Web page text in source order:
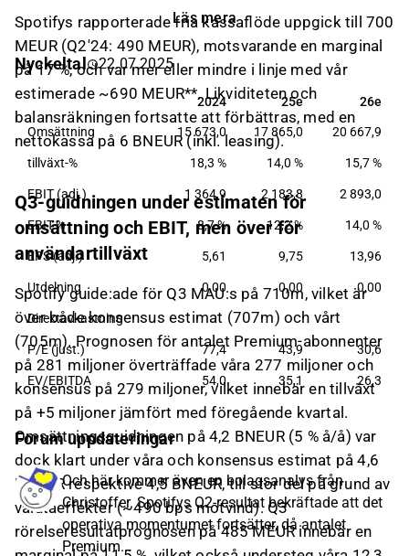
Spotifys rapporterade fria kassaflöde uppgick till 700
MEUR (Q2'24: 490 MEUR), motsvarande en marginal
på 17 %, och var mer eller mindre i linje med vår
estimerade ~690 MEUR**. Likviditeten och
balansräkningen fortsatte att förbättras, med en
nettokassa på 6 BNEUR (inkl. leasing).
Q3-guidningen under estimaten för
omsättning och EBIT, men över för
användartillväxt
Spotify guide:ade för Q3 MAU:s på 710m, vilket är
över både konsensus estimat (707m) och vårt
(705m). Prognosen för antalet Premium-abonnenter
på 281 miljoner överträffade våra 277 miljoner och
konsensus på 279 miljoner, vilket innebär en tillväxt
på +5 miljoner jämfört med föregående kvartal.
Omsättningsguidningen på 4,2 BNEUR (5 % å/å) var
dock klart under våra och konsensus estimat på 4,6
BNEUR respektive 4,5 BNEUR, till stor del på grund av
valutaeffekter (~490 bps motvind). Q3
rörelseresultatprognosen på 485 MEUR innebär en
abonnenter obegränsad online- och offline-tillgång
till ett omfattande bibliotek av musik och podcasts
utan reklampauser samt begränsad tillgång till
ljudböcker. Det annonsstödda segmentet erbjuder
användarna on-demand-tillgång online till bolagets
music- och podcastbibliotek på datorer, surfplattor
och kompatibla mobila enheter. Företaget erbjuder
marknadsföring, kontraktsforskning och utveckling
samt kund- och annan support. Bolaget grundades
2006 och har sitt huvudkontor i Stockholm, Sverige.
Läs mera
Nyckeltal 22.07.2025
2024 25e 26e
2024 25e 26e
Omsättning 15 673,0 17 865,0 20 667,9
tillväxt-% 18,3 % 14,0 % 15,7 %
EBIT (adj.) 1 364,9 2 183,8 2 893,0
EBIT-% 8,7 % 12,2 % 14,0 %
EPS (adj.) 5,61 9,75 13,96
Utdelning 0,00 0,00 0,00
Direktavkastning
P/E (just.) 77,4 43,9 30,6
EV/EBITDA 54,0 35,1 26,3
Forum uppdateringar
Och här kommer även en bolagsanalys från
Christoffer. Spotifys Q2-resultat bekräftade att det
operativa momentumet fortsätter, då antalet
Premium...